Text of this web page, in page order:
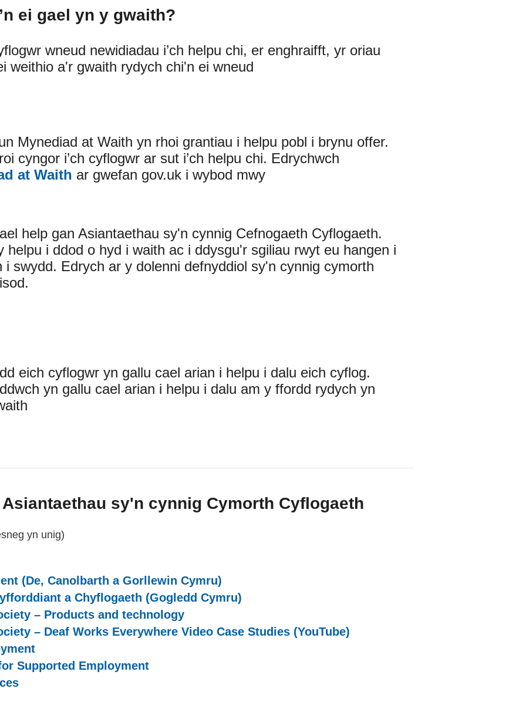
ei gael yn y gwaith?
wneud newidiadau i’ch helpu chi, er enghraifft, yr oriau
weithio a'r gwaith rydych chi'n ei wneud
Mynediad at Waith yn rhoi grantiau i helpu pobl i brynu offer.
cyngor i’ch cyflogwr ar sut i’ch helpu chi. Edrychwch
at Waith (external websiteCY)
ar gwefan gov.uk i wybod mwy
help gan Asiantaethau sy'n cynnig Cefnogaeth Cyflogaeth.
helpu i ddod o hyd i waith ac i ddysgu'r sgiliau rwyt eu hangen i
i swydd. Edrych ar y dolenni defnyddiol sy'n cynnig cymorth
eich cyflogwr yn gallu cael arian i helpu i dalu eich cyflog.
yn gallu cael arian i helpu i dalu am y ffordd rydych yn
sy'n cynnig Cymorth Cyflogaeth
yn unig)
(De, Canolbarth a Gorllewin Cymru)
a Chyflogaeth (Gogledd Cymru)
– Products and technology
– Deaf Works Everywhere Video Case Studies (YouTube)
Supported Employment